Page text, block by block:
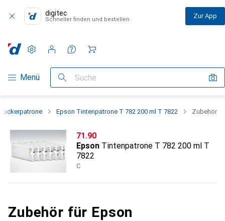
digitec
Schneller finden und bestellen Zur App
Navigation nach Kategorien
Menü Suche
Einstellungen
Kundenkonto
Vergleichslisten
Merklisten
Warenkorb
Epson Tintenpatrone T 782 200 ml T 7822 Zubehör
CHF
71.90
Epson Tintenpatrone T 782 200 ml T
7822
C
Zubehör für Epson